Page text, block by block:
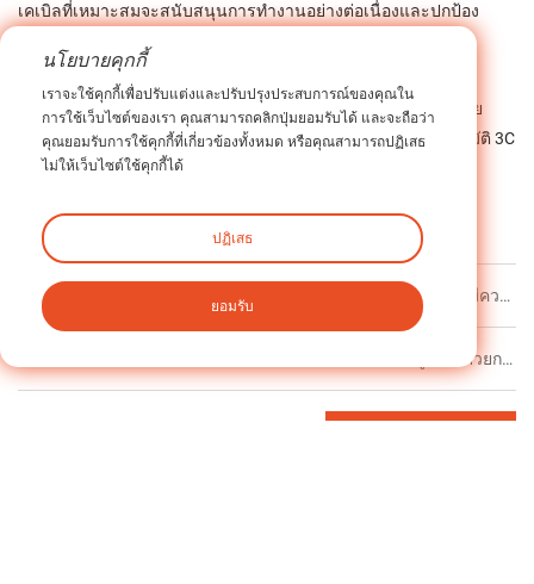
เคเบิลที่เหมาะสมจะสนับสนุนการทำงานอย่างต่อเนื่องและปกป้อง
ด้วยการร่วมมือกับผู้ผลิตที่มีประสบการณ์ เช่น iHF Group ผู้สร้าง
อุปกรณ์และผู้วางระบบสามารถมั่นใจได้ว่าโซลูชันการจัดการสาย
เคเบิลของตนจะตรงตามความต้องการที่แน่นอนของระบบอัตโนมัติ 3C
สมัยใหม่
ฉลาก :
ก่อนหน้า เหตุใดกระปุกเกียร์มุมขวาทางอุตสาหกรรมจึงมีความสำคัญในเครื่องจักรขนาดกะทัดรัด
ระบบส่งกำลังที่แม่นยำ: สำรวจไทม์มิ่งพูลเล่ย์ด้วยการออกแบบแบบไร้กุญแจมาตรฐาน
นโยบายคุกกี้
เราจะใช้คุกกี้เพื่อปรับแต่งและปรับปรุงประสบการณ์ของคุณใน
การใช้เว็บไซต์ของเรา คุณสามารถคลิกปุ่มยอมรับได้ และจะถือว่า
คุณยอมรับการใช้คุกกี้ที่เกี่ยวข้องทั้งหมด หรือคุณสามารถปฏิเสธ
ไม่ให้เว็บไซต์ใช้คุกกี้ได้
ปฏิเสธ
ยอมรับ